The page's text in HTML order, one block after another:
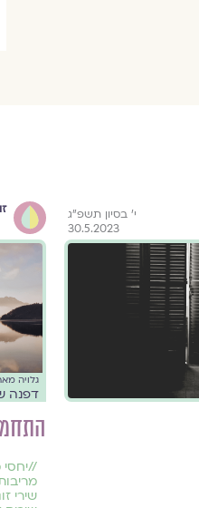
י׳ בסיון תשפ״ג
30.5.2023
גלויה
דפנה
//יחסי
שירי